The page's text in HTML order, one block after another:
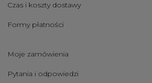
Czas i koszty dostawy
Formy płatności
Moje zamówienia
Pytania i odpowiedzi